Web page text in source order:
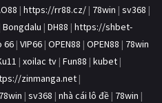
| https://rr88.cz/ | 78win | sv368 |
Bongdalu | DH88 | https://shbet-
66 | VIP66 | OPEN88 | OPEN88 | 78win
| xoilac tv | Fun88 | kubet |
zinmanga.net |
78win | sv368 | nhà cái lô đề | 78win |